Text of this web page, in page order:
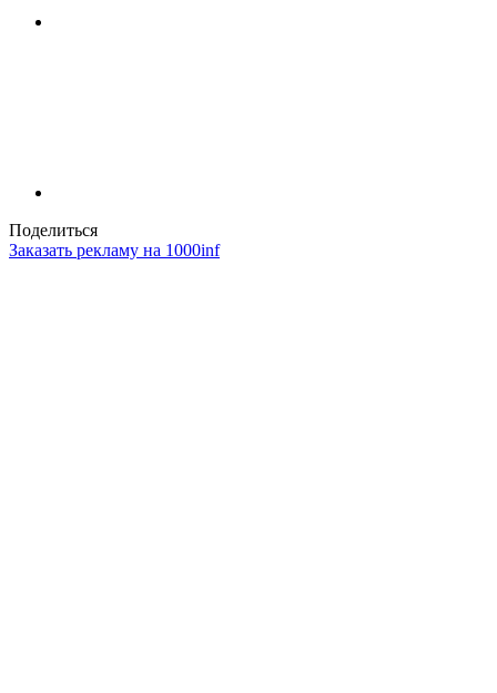
Поделиться
Заказать рекламу на 1000inf